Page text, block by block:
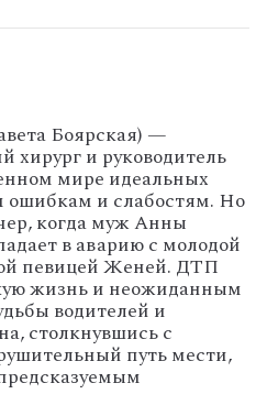
Боярская) —
хирург и руководитель
мире идеальных
и слабостям. Но
когда муж Анны
в аварию с молодой
певицей Женей. ДТП
жизнь и неожиданным
водителей и
столкнувшись с
путь мести,